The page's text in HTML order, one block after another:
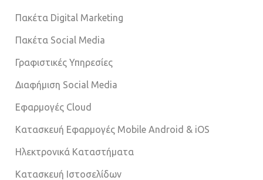
Πακέτα Digital Marketing
Πακέτα Social Media
Γραφιστικές Υπηρεσίες
Διαφήμιση Social Media
Εφαρμογές Cloud
Κατασκευή Εφαρμογές Mobile Android & iOS
Ηλεκτρονικά Καταστήματα
Κατασκευή Ιστοσελίδων